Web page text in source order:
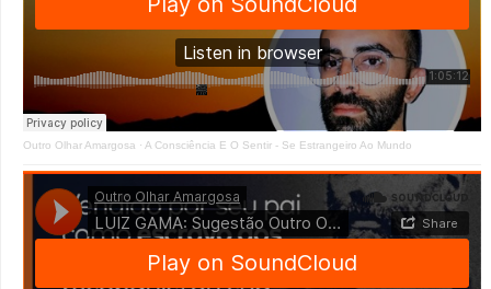
Outro Olhar Amargosa · A Consciência E O Sentir - Se Estrangeiro Ao Mundo